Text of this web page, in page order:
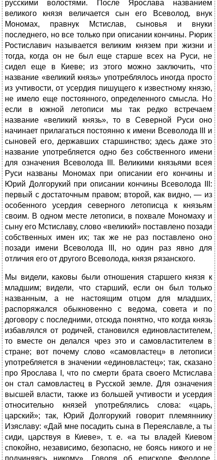
русскими волостями. После Ярослава названием
великого князя величается сын его Всеволод, внук
Мономах, правнук Мстислав, сыновья и внуки
последнего, но все только при описании кончины. Рюрик
Ростиславич называется великим князем при жизни и
тогда, когда он не был еще старше всех на Руси, не
сидел еще в Киеве; из этого можно заключить, что
название «великий князь» употреблялось иногда просто
из учтивости, от усердия пишущего к известному князю,
не имело еще постоянного, определенного смысла. Но
если в южной летописи мы так редко встречаем
название «великий князь», то в Северной Руси оно
начинает прилагаться постоянно к имени Всеволода III и
сыновей его, державших старшинство; здесь даже это
название употребляется одно без собственного имени
для означения Всеволода III. Великими князьями всея
Руси названы Мономах при описании его кончины и
Юрий Долгорукий при описании кончины Всеволода III:
первый с достаточным правом; второй, как видно, — из
особенного усердия северного летописца к князьям
своим. В одном месте летописи, в похвале Мономаху и
сыну его Мстиславу, слово «великий» поставлено позади
собственных имен их; так же не раз поставлено оно
позади имени Всеволода III, но один раз явно для
отличия его от другого Всеволода, князя рязанского.
Мы видели, каковы были отношения старшего князя к
младшим; видели, что старший, если он был только
названным, а не настоящим отцом для младших,
распоряжался обыкновенно с ведома, совета и по
договору с последними, отсюда понятно, что когда князь
избавлялся от родичей, становился единовластителем,
то вместе он делался чрез это и самовластителем в
стране; вот почему слово «самовластец» в летописи
употребляется в значении «единовластец»; так, сказано
про Ярослава I, что по смерти брата своего Мстислава
он стал самовластец в Русской земле. Для означения
высшей власти, также из большей учтивости и усердия
относительно князей употреблялись слова: «царь,
царский»; так, Юрий Долгорукий говорит племяннику
Изяславу: «Дай мне посадить сына в Переяславле, а ты
сиди, царствуя в Киеве», т. е. «а ты владей Киевом
спокойно, независимо, безопасно, не боясь никого и не